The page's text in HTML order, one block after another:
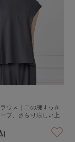
ウス｜二の腕すっき
ブ、さらり涼しい上
)